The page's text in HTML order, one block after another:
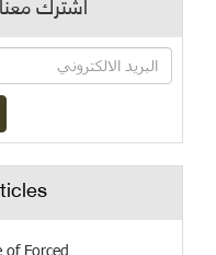
اشترك
of Forced